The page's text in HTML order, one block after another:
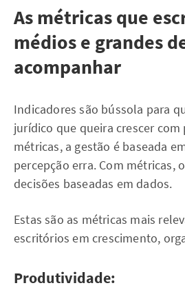
As métricas que
médios e grandes
acompanhar
Indicadores são bússola para
jurídico que queira crescer com
métricas, a gestão é baseada
percepção erra. Com métricas,
decisões baseadas em dados.
Estas são as métricas mais
escritórios em crescimento,
Produtividade: